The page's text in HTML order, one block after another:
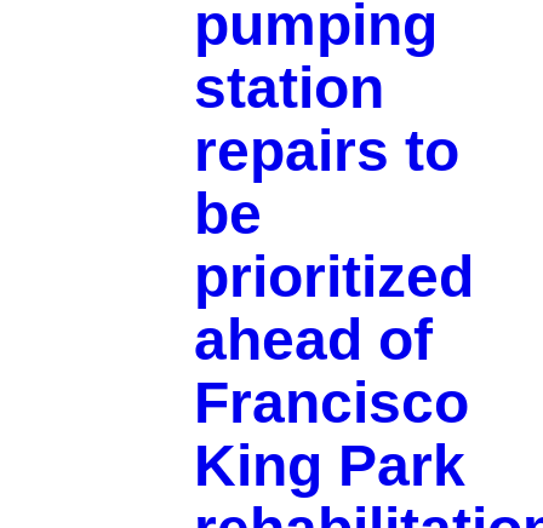
pumping
station
repairs to
be
prioritized
ahead of
Francisco
King Park